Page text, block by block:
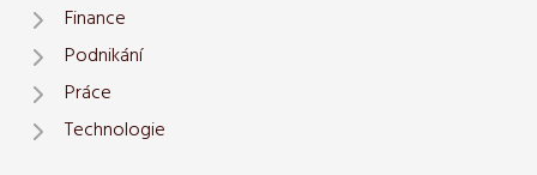
Finance
Podnikání
Práce
Technologie